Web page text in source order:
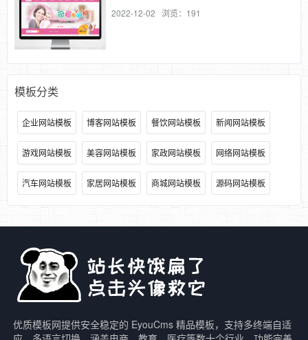
2022-12-02 浏览：191
模板分类
企业网站模板 博客网站模板 餐饮网站模板 新闻网站模板
游戏网站模板 美容网站模板 家政网站模板 网络网站模板
汽车网站模板 家居网站模板 商城网站模板 源码网站模板
优质模板网提供安全稳定的 EyouCms 精品模板，支持多终端自适